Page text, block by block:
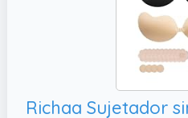
sujetadores
sujetadores sin aros,
sujetador sin aros,
mujer, sujetador sin
de mujer sin aros,